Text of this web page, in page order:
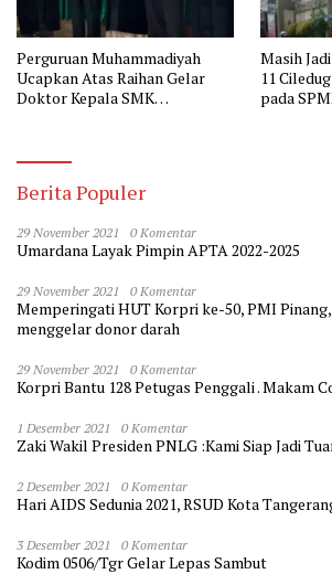
Perguruan Muhammadiyah
Ucapkan Atas Raihan Gelar
Doktor Kepala SMK
Masih
11
pada
Berita Populer
29 November 2021 0 Komentar
Umardana Layak Pimpin APTA 2022-2025
29 November 2021 0 Komentar
Memperingati HUT Korpri ke-50, PMI
menggelar donor darah
29 November 2021 0 Komentar
Korpri Bantu 128 Petugas Penggali . Makam
1 Desember 2021 0 Komentar
Zaki Wakil Presiden PNLG :Kami Siap Jadi
2 Desember 2021 0 Komentar
Hari AIDS Sedunia 2021, RSUD Kota
3 Desember 2021 0 Komentar
Kodim 0506/Tgr Gelar Lepas Sambut